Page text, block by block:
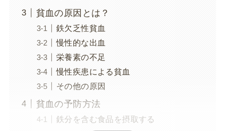
貧血の原因とは？
鉄欠乏性貧血
慢性的な出血
栄養素の不足
慢性疾患による貧血
その他の原因
貧血の予防方法
鉄分を含む食品を摂取する